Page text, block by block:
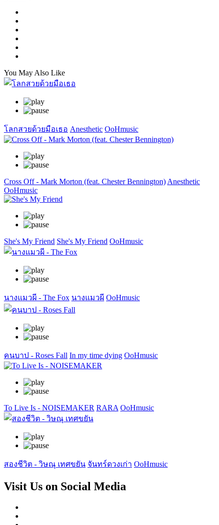
You May Also Like
โลกสวยด้วยมือเธอ Anesthetic OoHmusic
Cross Off - Mark Morton (feat. Chester Bennington) Anesthetic
OoHmusic
She's My Friend She's My Friend OoHmusic
นางแมวผี - The Fox นางแมวผี OoHmusic
คนบาป - Roses Fall In my time dying OoHmusic
To Live Is - NOISEMAKER RARA OoHmusic
สองชีวิต - วิษณุ เทศขยัน จันทร์ดวงเก่า OoHmusic
Visit Us on Social Media